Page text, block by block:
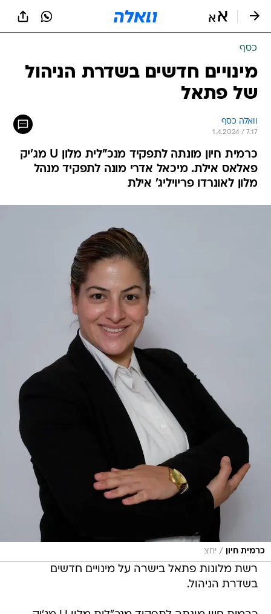
כסף
מינויים חדשים בשדרת הניהול
של פתאל
וואלה כסף
1.4.2024 / 7:17
כרמית חיון מונתה לתפקיד מנכ"לית מלון U מג'יק
פאלאס אילת. מיכאל אדרי מונה לתפקיד מנהל
מלון לאונרדו פריויליג' אילת
כרמית חיון / יחצ
רשת מלונות פתאל בישרה על מינויים חדשים
בשדרת הניהול.